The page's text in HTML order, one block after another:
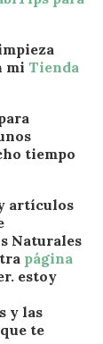
mi Tienda
tiempo
artículos
Naturales
página
estoy
y las
te